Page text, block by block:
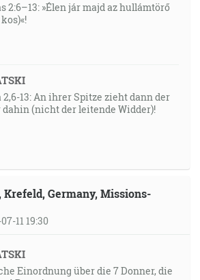
2:6–13: »Élen jár majd az hullámtörő
13: An ihrer Spitze zieht dann der
(nicht der leitende Widder)!
Krefeld, Germany, Missions-
11 19:30
Einordnung über die 7 Donner, die